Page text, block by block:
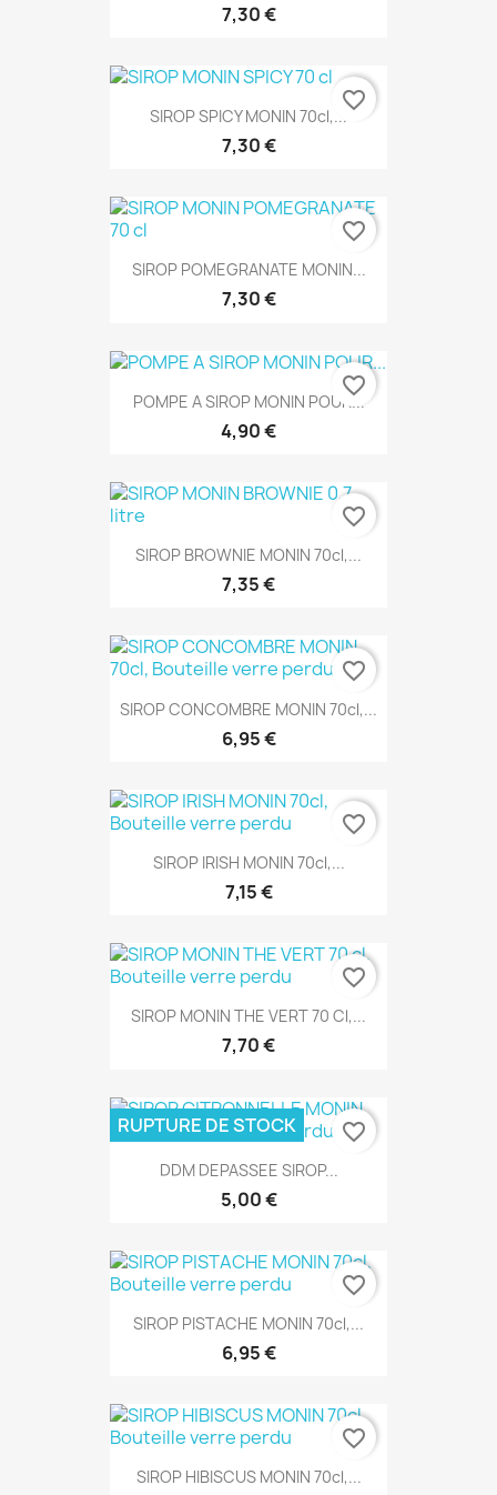
7,30 €
SIROP SPICY MONIN 70cl,...
7,30 €
favorite_border
SIROP POMEGRANATE MONIN...
7,30 €
favorite_border
POMPE A SIROP MONIN POUR...
4,90 €
favorite_border
SIROP BROWNIE MONIN 70cl,...
7,35 €
favorite_border
SIROP CONCOMBRE MONIN 70cl,...
6,95 €
favorite_border
SIROP IRISH MONIN 70cl,...
7,15 €
favorite_border
SIROP MONIN THE VERT 70 Cl,...
7,70 €
favorite_border
DDM DEPASSEE SIROP...
5,00 €
RUPTURE DE STOCK favorite_border
SIROP PISTACHE MONIN 70cl,...
6,95 €
favorite_border
SIROP HIBISCUS MONIN 70cl,...
favorite_border